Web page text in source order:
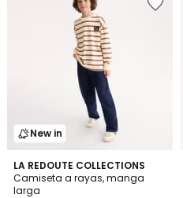
New in
LA REDOUTE COLLECTIONS
Camiseta a rayas, manga
larga